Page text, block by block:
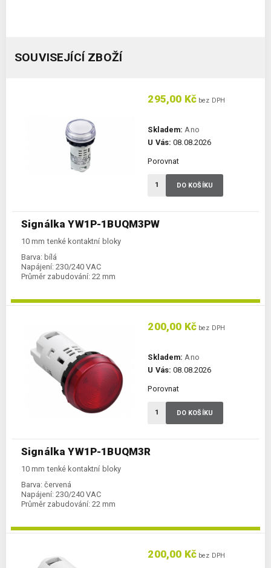
SOUVISEJÍCÍ ZBOŽÍ
Signálka YW1P-1BUQM3PW
10 mm tenké kontaktní bloky
Barva: bílá
Napájení: 230/240 VAC
Průměr zabudování: 22 mm
295,00 Kč bez DPH
Skladem: Ano
U Vás: 08.08.2026
Porovnat
DO KOŠÍKU
Signálka YW1P-1BUQM3R
10 mm tenké kontaktní bloky
Barva: červená
Napájení: 230/240 VAC
Průměr zabudování: 22 mm
200,00 Kč bez DPH
Skladem: Ano
U Vás: 08.08.2026
Porovnat
DO KOŠÍKU
200,00 Kč bez DPH